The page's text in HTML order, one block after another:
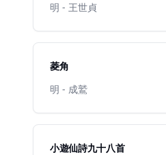
明 - 王世貞
菱角
明 - 成鷲
小遊仙詩九十八首